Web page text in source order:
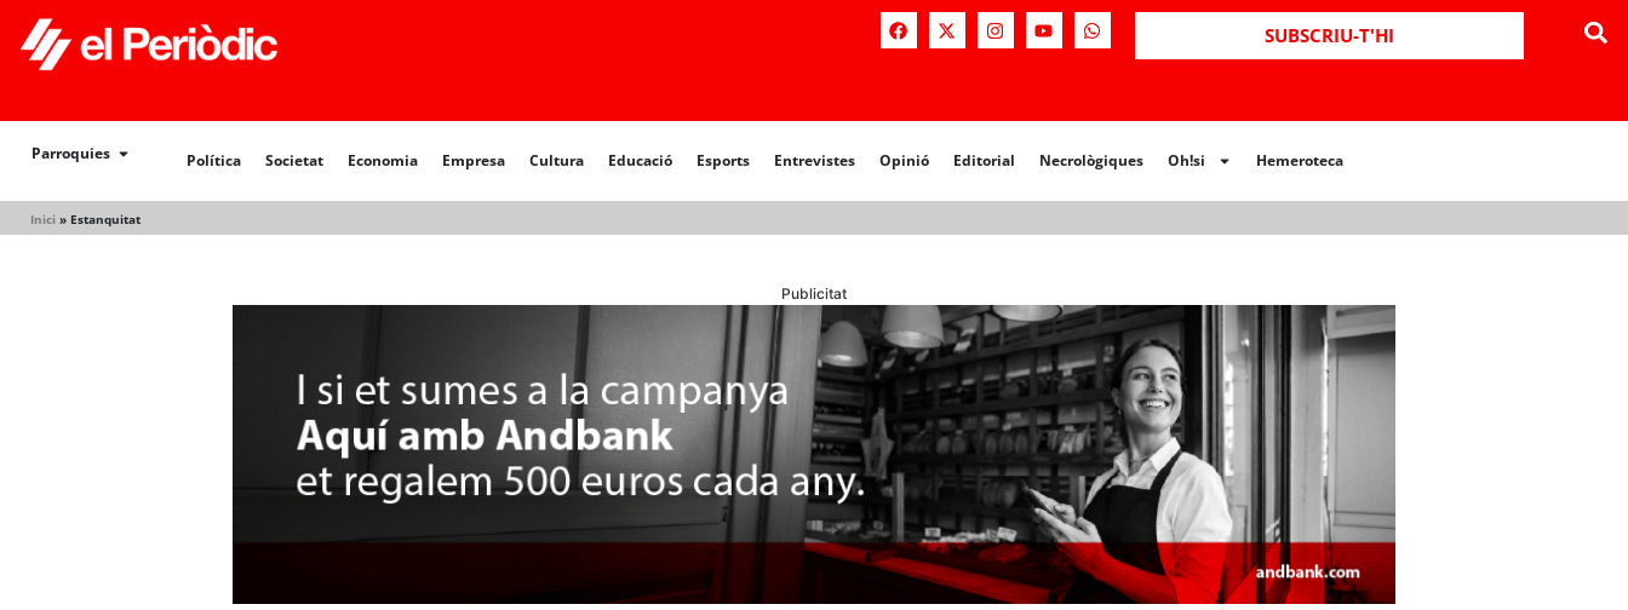
SUBSCRIU-T'HI
Parroquies Política Societat Economia Empresa Cultura Educació Esports Entrevistes Opinió Editorial Necrològiques Oh!si Hemeroteca
Inici » Estanquitat
Política Societat Opinió Editorial Necrològiques Hemeroteca
Publicitat